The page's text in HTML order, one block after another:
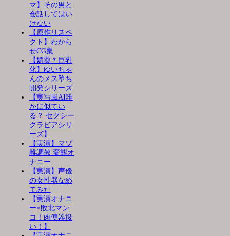
マ】その男と
会話してはい
けない
【原作リスペ
クト】わから
せCG集
【媚薬＊巨乳
化】ゆいちゃ
んのメス堕ち
開発シリーズ
【実写風AI誰
かに似てい
る？ セクシー
グラビアシリ
ーズ】
【実演】マゾ
雌調教 変態オ
ナニー
【実演】声優
の女性器なめ
てみた
【実演オナニ
ー×敗北マン
コ！肉便器扱
い！】